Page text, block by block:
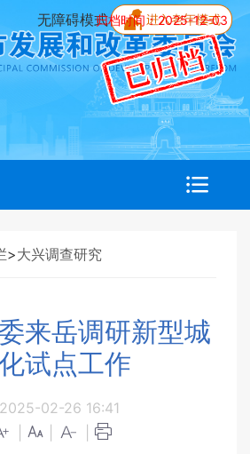
归档时间：2025-12-03
无障碍模式
>大兴调查研究
来岳调研新型城
试点工作
2025-02-26 16:41